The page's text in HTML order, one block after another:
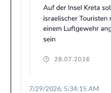
7/29/2026, 5:34:15 AM